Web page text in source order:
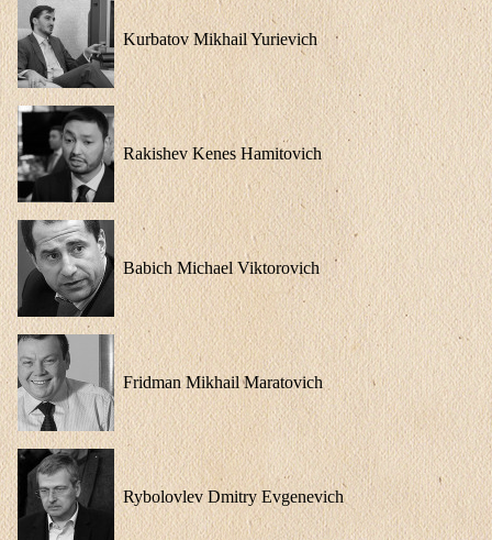
Kurbatov Mikhail Yurievich
Rakishev Kenes Hamitovich
Babich Michael Viktorovich
Fridman Mikhail Maratovich
Rybolovlev Dmitry Evgenevich